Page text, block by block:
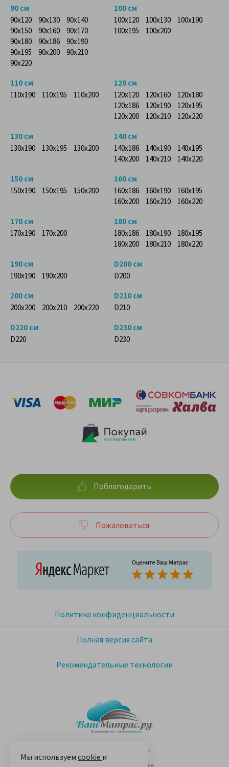
90 см
90x120 90x130
90x140
90x150
90x160
90x170
90x180
90x186
90x190
90x195
90x200
90x210
90x220
100 см
100x120 100x130
100x190
100x195
100x200
110 см
110x190 110x195 110x200
120 см
120x120 120x160
120x180
120x186
120x190
120x195
120x200
120x210 120x220
130 см
130x190 130x195 130x200
140 см
140x186 140x190
140x195
140x200
140x210 140x220
150 см
150x190 150x195 150x200
160 см
160x186 160x190
160x195
160x200
160x210 160x220
170 см
170x190 170x200
180 см
180x186 180x190
180x195
180x200
180x210 180x220
190 см
190x190 190x200
D200 см
D200
200 см
200x200 200x210 200x220
D210 см
D210
D220 см
D220
D230 см
D230
© 2005-2026 «Ваш матрас»
14 лет на Яндекс.Маркете
Политика конфиденциальности
Полная версия сайта
Рекомендательные технологии
Поблагодарить
Пожаловаться
Мы используем cookie и